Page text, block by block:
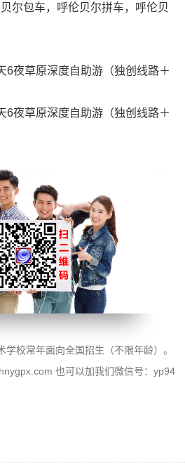
尔包车，呼伦贝尔拼车，呼伦贝
6夜草原深度自助游（独创线路＋
6夜草原深度自助游（独创线路＋
学校常年面向全国招生（不限年龄）。
也可以加我们微信号：yp94